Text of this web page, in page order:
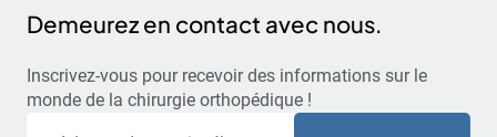
Demeurez en contact avec nous.
Inscrivez-vous pour recevoir des informations sur le
monde de la chirurgie orthopédique !